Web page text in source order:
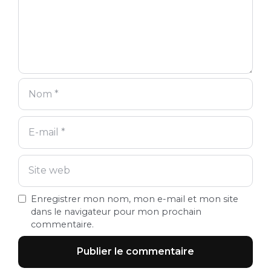
Enregistrer mon nom, mon e-mail et mon site
dans le navigateur pour mon prochain
commentaire.